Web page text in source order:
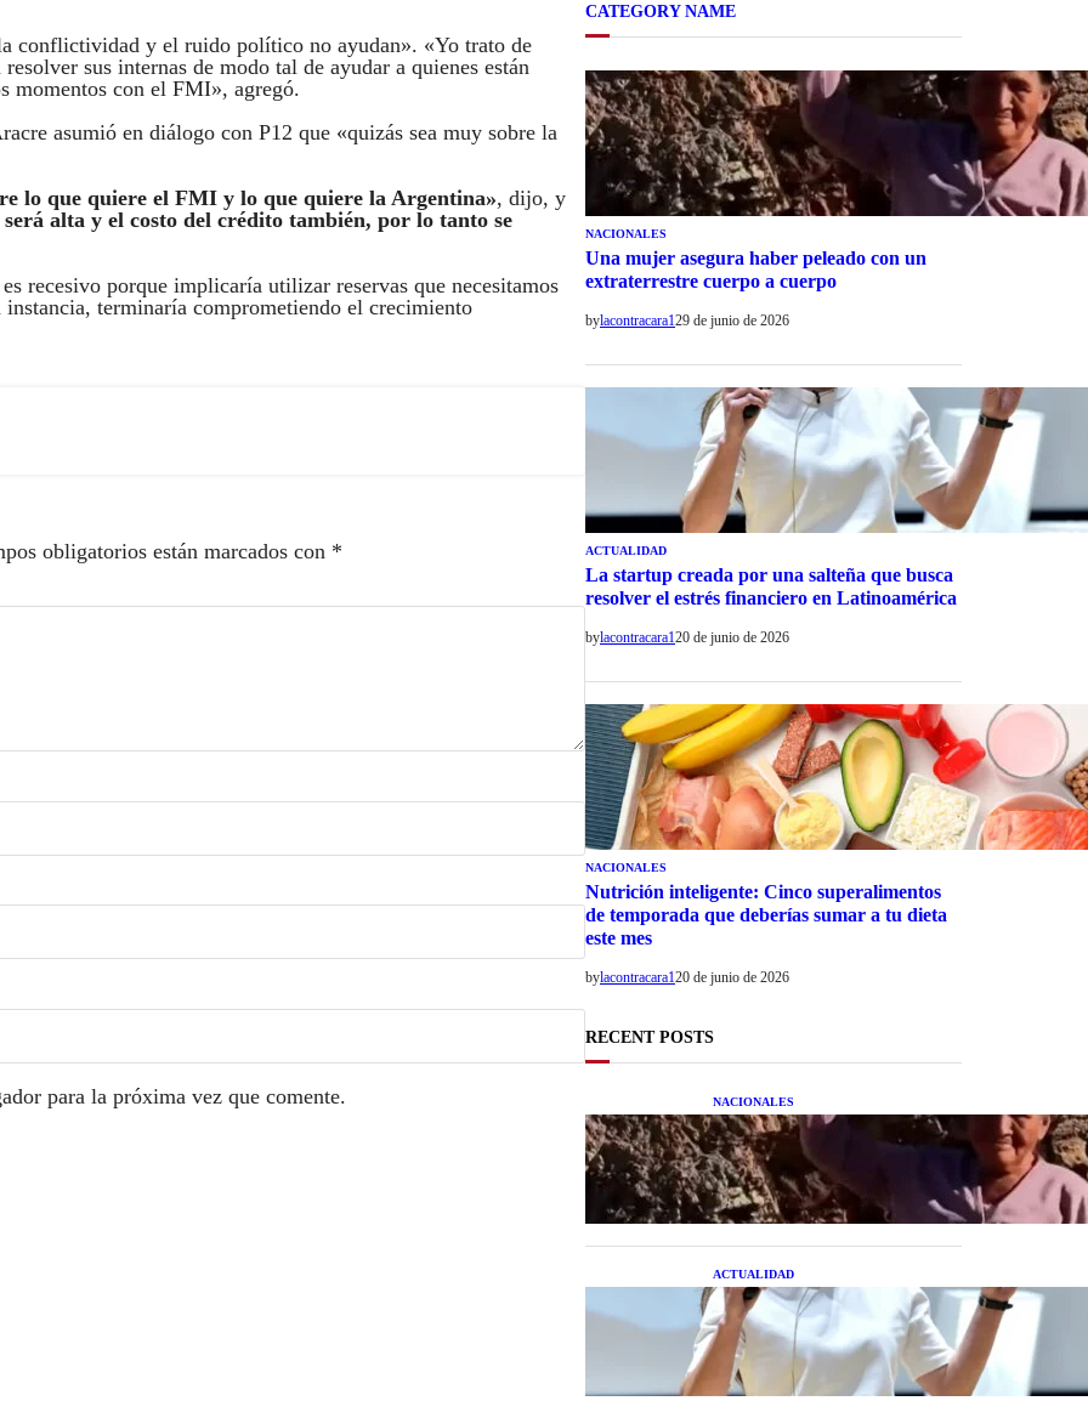
conflictividad y el ruido político no ayudan». «Yo trato de
sus internas de modo tal de ayudar a quienes están
momentos con el FMI», agregó.
asumió en diálogo con P12 que «quizás sea muy sobre la
lo que quiere el FMI y lo que quiere la Argentina», dijo, y
alta y el costo del crédito también, por lo tanto se
recesivo porque implicaría utilizar reservas que necesitamos
terminaría comprometiendo el crecimiento
obligatorios están marcados con *
para la próxima vez que comente.
CATEGORY NAME
NACIONALES
Una mujer asegura haber peleado con un
extraterrestre cuerpo a cuerpo
bylacontracara129 de junio de 2026
ACTUALIDAD
La startup creada por una salteña que busca
resolver el estrés financiero en Latinoamérica
bylacontracara120 de junio de 2026
NACIONALES
Nutrición inteligente: Cinco superalimentos
de temporada que deberías sumar a tu dieta
este mes
bylacontracara120 de junio de 2026
RECENT POSTS
NACIONALES
Una mujer asegura haber
peleado con un extraterrestre
cuerpo a cuerpo
ACTUALIDAD
La startup creada por una
salteña que busca resolver el
estrés financiero en
Latinoamérica